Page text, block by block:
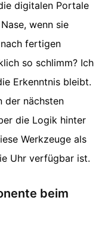
digitalen Portale
wenn sie
fertigen
so schlimm? Ich
Erkenntnis bleibt.
der nächsten
die Logik hinter
Werkzeuge als
Uhr verfügbar ist.
beim